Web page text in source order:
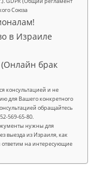
Союза
в Израиле
брак
консультацией и не
для Вашего конкретного
обращайтесь
569-65-80.
нужны для
выезда из Израиля, как
на интересующие